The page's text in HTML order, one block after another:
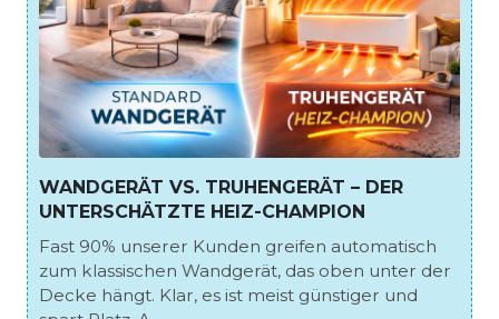
WANDGERÄT VS. TRUHENGERÄT – DER
UNTERSCHÄTZTE HEIZ-CHAMPION
Fast 90% unserer Kunden greifen automatisch
zum klassischen Wandgerät, das oben unter der
Decke hängt. Klar, es ist meist günstiger und